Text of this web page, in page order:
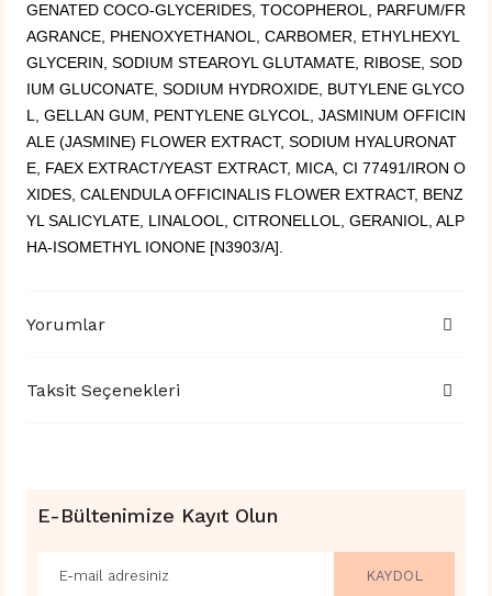
GENATED COCO-GLYCERIDES, TOCOPHEROL, PARFUM/FR
AGRANCE, PHENOXYETHANOL, CARBOMER, ETHYLHEXYL
GLYCERIN, SODIUM STEAROYL GLUTAMATE, RIBOSE, SOD
IUM GLUCONATE, SODIUM HYDROXIDE, BUTYLENE GLYCO
L, GELLAN GUM, PENTYLENE GLYCOL, JASMINUM OFFICIN
ALE (JASMINE) FLOWER EXTRACT, SODIUM HYALURONAT
E, FAEX EXTRACT/YEAST EXTRACT, MICA, CI 77491/IRON O
XIDES, CALENDULA OFFICINALIS FLOWER EXTRACT, BENZ
YL SALICYLATE, LINALOOL, CITRONELLOL, GERANIOL, ALP
HA-ISOMETHYL IONONE [N3903/A].
Yorumlar
Taksit Seçenekleri
E-Bültenimize Kayıt Olun
KAYDOL